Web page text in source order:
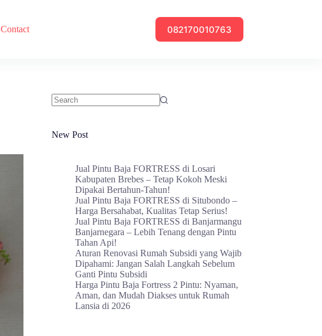
Contact 082170010763
New Post
Jual Pintu Baja FORTRESS di Losari
Kabupaten Brebes – Tetap Kokoh Meski
Dipakai Bertahun-Tahun!
Jual Pintu Baja FORTRESS di Situbondo –
Harga Bersahabat, Kualitas Tetap Serius!
Jual Pintu Baja FORTRESS di Banjarmangu
Banjarnegara – Lebih Tenang dengan Pintu
Tahan Api!
Aturan Renovasi Rumah Subsidi yang Wajib
Dipahami: Jangan Salah Langkah Sebelum
Ganti Pintu Subsidi
Harga Pintu Baja Fortress 2 Pintu: Nyaman,
Aman, dan Mudah Diakses untuk Rumah
Lansia di 2026